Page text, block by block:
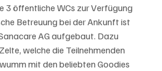
3 öffentliche WCs zur Verfügung
Betreuung bei der Ankunft ist
AG aufgebaut. Dazu
welche die Teilnehmenden
mit den beliebten Goodies